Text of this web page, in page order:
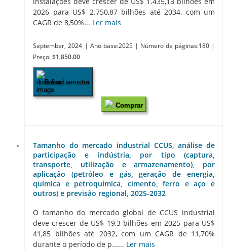
2026 para US$ 2.750,87 bilhões até 2034, com um
CAGR de 8,50%... Ler mais
September, 2024 | Ano base:2025 | Número de páginas:180 |
Preço: $1,850.00
Baixar amostra
Comprar
Tamanho do mercado industrial CCUS, análise de
participação e indústria, por tipo (captura,
transporte, utilização e armazenamento), por
aplicação (petróleo e gás, geração de energia,
química e petroquímica, cimento, ferro e aço e
outros) e previsão regional, 2025-2032
O tamanho do mercado global de CCUS industrial
deve crescer de US$ 19,3 bilhões em 2025 para US$
41,85 bilhões até 2032, com um CAGR de 11,70%
durante o período de p...... Ler mais